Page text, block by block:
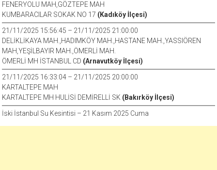
FENERYOLU MAH,GÖZTEPE MAH
KUMBARACILAR SOKAK NO 17 (Kadıköy İlçesi)
21/11/2025 15:56:45 – 21/11/2025 21:00:00
DELİKLİKAYA MAH.,HADIMKÖY MAH.,HASTANE MAH.,YASSIÖREN
MAH,YEŞİLBAYIR MAH.,ÖMERLİ MAH.
ÖMERLİ MH İSTANBUL CD (Arnavutköy İlçesi)
21/11/2025 16:33:04 – 21/11/2025 20:00:00
KARTALTEPE MAH
KARTALTEPE MH HULİSİ DEMİRELLİ SK (Bakırköy İlçesi)
İski İstanbul Su Kesintisi – 21 Kasım 2025 Cuma